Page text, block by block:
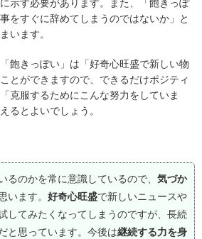
示す必要があります。また、「飽きっぽ
をすぐに辞めてしまうのではないか」と
います。
飽きっぽい」は「好奇心旺盛で新しい物
とができますので、できるだけポジティ
克服するためにこんな努力をしていま
るとよいでしょう。
るのかを常に意識しているので、 気づか
います。 好奇心旺盛で新しいニュースや
してみたくなってしまうのですが、長続
と思っています。今後は継続する力を身